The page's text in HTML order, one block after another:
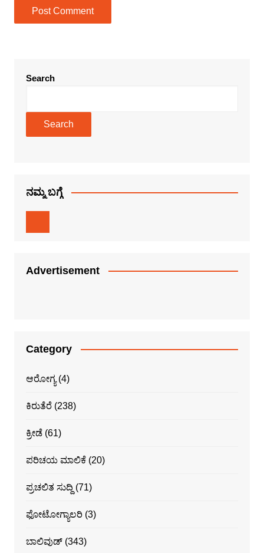
Search
Search
ನಮ್ಮ ಬಗ್ಗೆ
Advertisement
Category
ಆರೋಗ್ಯ(4)
ಕಿರುತೆರೆ(238)
ಕ್ರೀಡೆ(61)
ಪರಿಚಯ ಮಾಲಿಕೆ(20)
ಪ್ರಚಲಿತ ಸುದ್ದಿ (71)
ಫೋಟೋಗ್ಯಾಲರಿ(3)
ಬಾಲಿವುಡ್(343)